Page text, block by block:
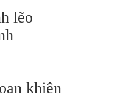
lẽo
khiên